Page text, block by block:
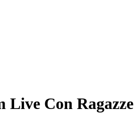
Live Con Ragazze